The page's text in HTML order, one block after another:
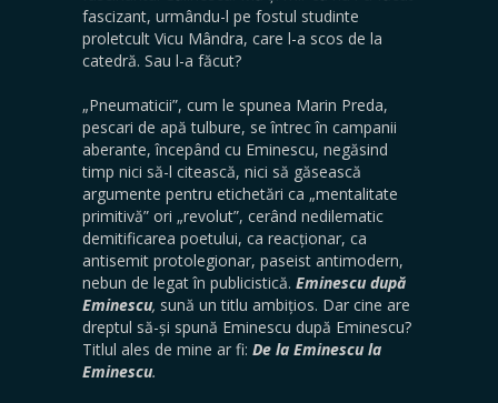
fascizant, urmându-l pe fostul studinte
proletcult Vicu Mândra, care l-a scos de la
catedră. Sau l-a făcut?
„Pneumaticii”, cum le spunea Marin Preda,
pescari de apă tulbure, se întrec în campanii
aberante, începând cu Eminescu, negăsind
timp nici să-l citească, nici să găsească
argumente pentru etichetări ca „mentalitate
primitivă” ori „revolut”, cerând nedilematic
demitificarea poetului, ca reacționar, ca
antisemit protolegionar, paseist antimodern,
nebun de legat în publicistică. Eminescu după
Eminescu, sună un titlu ambițios. Dar cine are
dreptul să-și spună Eminescu după Eminescu?
Titlul ales de mine ar fi: De la Eminescu la
Eminescu.